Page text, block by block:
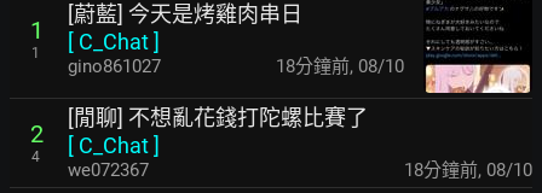
1
1
[蔚藍] 今天是烤雞肉串日
[ C_Chat]
gino861027 18分鐘前, 08/10
2
4
[閒聊] 不想亂花錢打陀螺比賽了
[ C_Chat]
we072367 18分鐘前, 08/10